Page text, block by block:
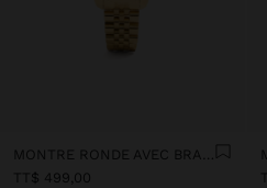
MONTRE RONDE AVEC BRACELET EN ACIER INOXYDABLE
TT$ 499,00